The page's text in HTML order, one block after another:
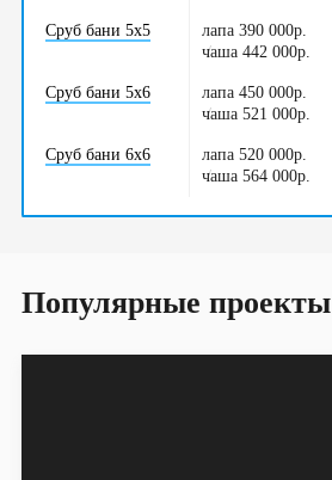
Сруб бани 5х5
лапа 390 000р.
/
чаша 442 000р.
Сруб бани 5х6
лапа 450 000р.
/
чаша 521 000р.
Сруб бани 6х6
лапа 520 000р.
/
чаша 564 000р.
Популярные проекты